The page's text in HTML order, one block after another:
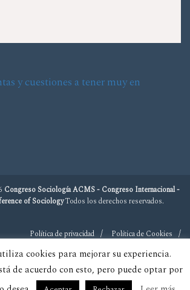
y cuestiones a tener muy en
Congreso Sociología ACMS - Congreso Internacional -
of SociologyTodos los derechos reservados.
Política de privacidad Política de Cookies
cookies para mejorar su experiencia.
de acuerdo con esto, pero puede optar por